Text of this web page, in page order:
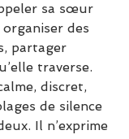
sa sœur
des
partager
traverse.
discret,
de silence
Il n’exprime